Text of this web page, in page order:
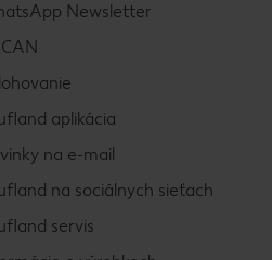
Newsletter
aplikácia
na e-mail
na sociálnych sieťach
servis